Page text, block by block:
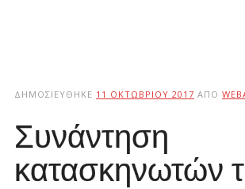
ΔΗΜΟΣΙΕΎΘΗΚΕ 11 ΟΚΤΩΒΡΊΟΥ 2017 ΑΠΌ
Συνάντηση
κατασκηνωτών